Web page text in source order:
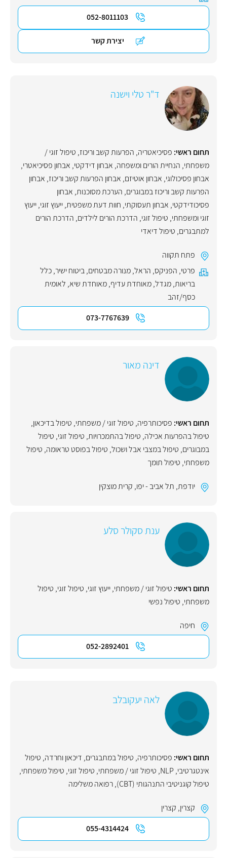
052-8011103
יצירת קשר
ד"ר טלי וישנה
תחום ראשי: פסיכיאטריה, הפרעות קשב וריכוז, טיפול זוגי /
משפחתי, הנחיית הורים ומשפחה, אבחון דידקטי, אבחון פסיכיאטרי,
אבחון פסיכולוגי, אבחון אוטיזם, אבחון הפרעות קשב וריכוז, אבחון
הפרעות קשב וריכוז במבוגרים, הערכת מסוכנות, אבחון
פסיכודידקטי, אבחון תעסוקתי, חוות דעת משפטית,ייעוץ זוגי,ייעוץ
זוגי ומשפחתי, טיפול זוגי, הדרכת הורים לילדים, הדרכת הורים
למתבגרים, טיפול דיאדי
פתח תקווה
פרטי, הפניקס, הראל,מנורה מבטחים,ביטוח ישיר,כלל
בריאות,מגדל,מאוחדת עדיף,מאוחדת שיא, לאומית
כסף/זהב
073-7767639
דינה מאור
תחום ראשי: פסיכותרפיה, טיפול זוגי / משפחתי, טיפול בדיכאון,
טיפול בהפרעות אכילה, טיפול בהתמכרויות, טיפול זוגי, טיפול
במבוגרים, טיפול במצבי אבל ושכול, טיפול בפוסט טראומה, טיפול
משפחתי, טיפול תומך
יודפת, תל אביב - יפו, קרית מוצקין
ענת סקולר סלע
תחום ראשי: טיפול זוגי / משפחתי,ייעוץ זוגי, טיפול זוגי, טיפול
משפחתי, טיפול נפשי
חיפה
052-2892401
לאה יעקובלב
תחום ראשי: פסיכותרפיה, טיפול במתבגרים, דיכאון וחרדה, טיפול
אינטגרטיבי,
NLP
, טיפול זוגי / משפחתי, טיפול זוגי, טיפול משפחתי,
טיפול קוגניטיבי התנהגותי (CBT)
,רפואה משלימה
קצרין, קצרין
055-4314424